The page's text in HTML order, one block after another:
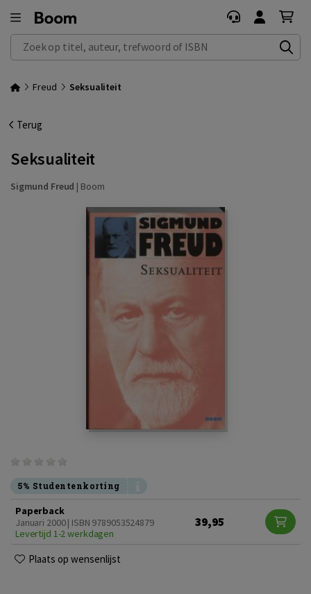
Zoek op titel, auteur, trefwoord of ISBN
Freud Seksualiteit
Terug
Seksualiteit
Sigmund Freud | Boom
5% Studentenkorting
Paperback
Januari 2000 | ISBN 9789053524879
Levertijd 1-2 werkdagen
39,95
Plaats op wensenlijst